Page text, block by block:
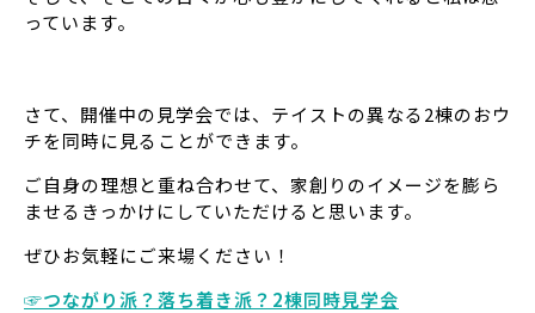
っています。
さて、開催中の見学会では、テイストの異なる2棟のおウ
チを同時に見ることができます。
ご自身の理想と重ね合わせて、家創りのイメージを膨ら
ませるきっかけにしていただけると思います。
ぜひお気軽にご来場ください！
☞つながり派？落ち着き派？2棟同時見学会